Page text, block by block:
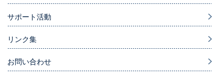
サポート活動
リンク集
お問い合わせ